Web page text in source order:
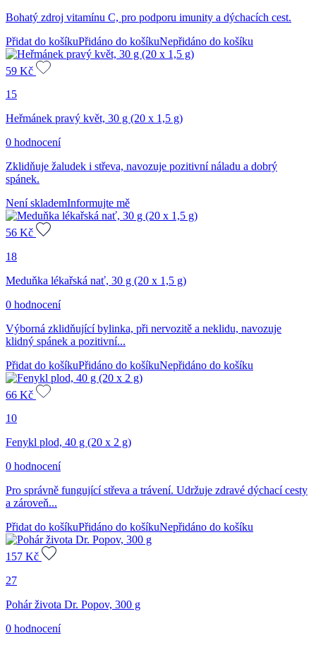
Bohatý zdroj vitamínu C, pro podporu imunity a dýchacích cest.
Přidat do košíkuPřidáno do košíkuNepřidáno do košíku
59 Kč
15
Heřmánek pravý květ, 30 g (20 x 1,5 g)
0 hodnocení
Zklidňuje žaludek i střeva, navozuje pozitivní náladu a dobrý
spánek.
Není sklademInformujte mě
56 Kč
18
Meduňka lékařská nať, 30 g (20 x 1,5 g)
0 hodnocení
Výborná zklidňující bylinka, při nervozitě a neklidu, navozuje
klidný spánek a pozitivní...
Přidat do košíkuPřidáno do košíkuNepřidáno do košíku
66 Kč
10
Fenykl plod, 40 g (20 x 2 g)
0 hodnocení
Pro správně fungující střeva a trávení. Udržuje zdravé dýchací cesty
a zároveň...
Přidat do košíkuPřidáno do košíkuNepřidáno do košíku
157 Kč
27
Pohár života Dr. Popov, 300 g
0 hodnocení